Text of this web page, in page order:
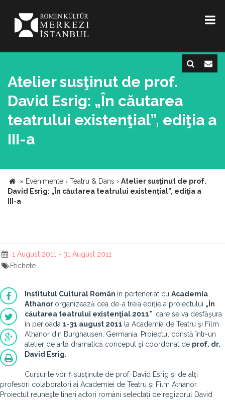
Atelier susţinut de prof.
David Esrig: „În căutarea
teatrului existenţial”, ediţia a
III-a
» Evenimente › Teatru & Dans › Atelier susţinut de prof.
David Esrig: „În căutarea teatrului existenţial”, ediţia a
III-a
1 August 2011 - 31 August 2011
Etichete
Institutul Cultural Român în perteneriat cu Academia
Athanor organizează cea de-a treia ediţie a proiectului „În
căutarea teatrului existenţial 2011" , care se va desfăşura
în perioada 1-31 august 2011 la Academia de Teatru şi Film
Athanor din Burghausen, Germania. Proiectul constă într-un
atelier de artă dramatică conceput şi coordonat de prof. dr.
David Esrig.
Cursurile vor fi susţinute de prof. David Esrig şi de alţi
profesori colaboratori ai Academiei de Teatru şi Film Athanor.
Proiectul reuneşte tineri actori români selectaţi de regizorul David